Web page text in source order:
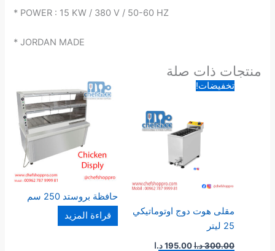
* POWER : 15 KW / 380 V / 50-60 HZ
* JORDAN MADE
منتجات ذات صلة
تخفيضات!
مقلى هوت دوج اوتوماتيكي
25 ليتر
300.00د.ا
300.00 د.ا.
195.00 د.ا
195.00 د.ا.
حافظة بروستد 250 سم
قراءة المزيد